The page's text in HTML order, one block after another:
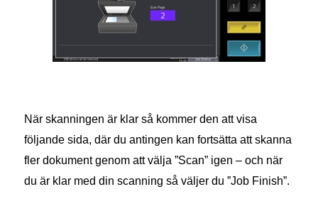
När skanningen är klar så kommer den att visa
följande sida, där du antingen kan fortsätta att skanna
fler dokument genom att välja ”Scan” igen – och när
du är klar med din scanning så väljer du ”Job Finish”.